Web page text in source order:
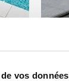
vos données